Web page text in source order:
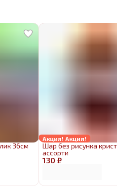
36см
Акция! Акция!
130 ₽
Шар без рисунка
ассорти